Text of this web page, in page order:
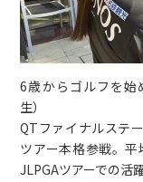
6歳からゴルフを始
生）
QTファイナルステ
ツアー本格参戦。
JLPGAツアーでの活